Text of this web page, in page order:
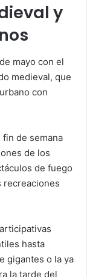
y
mayo con el
medieval, que
con
fin de semana
de los
de fuego
recreaciones
hasta
gigantes o la ya
la tarde del